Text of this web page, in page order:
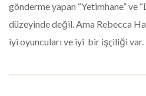
gönderme yapan “Yetimhane” ve
düzeyinde değil. Ama Rebecca
iyi oyuncuları ve iyi bir işçiliği var.